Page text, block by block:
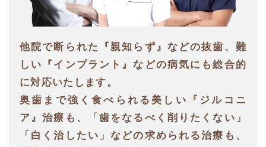
他院で断られた『親知らず』などの抜歯、難
しい『インプラント』などの病気にも総合的
に対応いたします。
奥歯まで強く食べられる美しい『ジルコニ
ア』治療も、
「歯をなるべく削りたくない」
「白く治したい」などの求められる治療も、